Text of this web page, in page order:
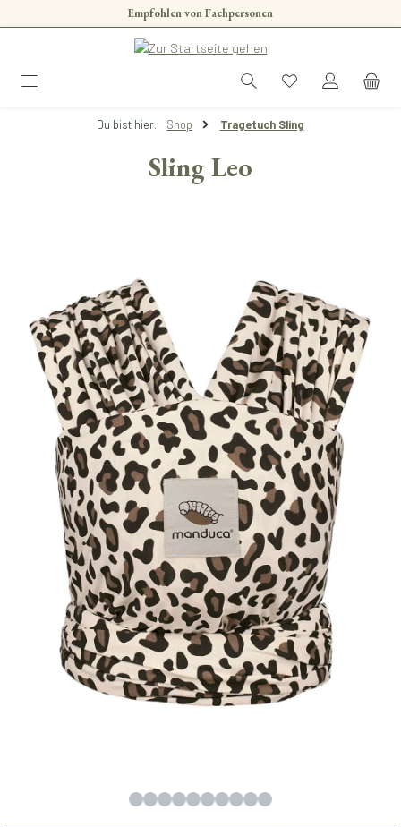
Zum Hauptinhalt springenEmpfohlen von Fachpersonen
Du bist hier: Shop Tragetuch Sling
Sling Leo